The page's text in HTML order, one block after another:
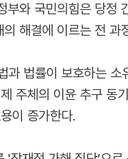
와 국민의힘은 당정
해결에 이르는 전 과
과 법률이 보호하는
주체의 이윤 추구 동
이 증가한다.